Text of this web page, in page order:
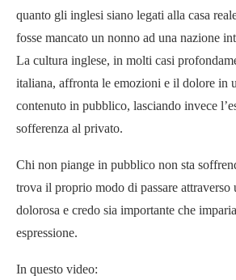
quanto gli inglesi siano legati alla casa
fosse mancato un nonno ad una nazione
La cultura inglese, in molti casi
italiana, affronta le emozioni e il dolore in
contenuto in pubblico, lasciando invece
sofferenza al privato.
Chi non piange in pubblico non sta
trova il proprio modo di passare attraverso
dolorosa e credo sia importante che
espressione.
In questo video: